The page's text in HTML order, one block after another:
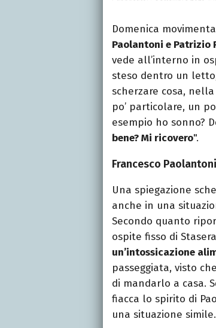
per
e spettacoli.
Domenica
Paolantoni e Patrizio
vede all’interno in
steso dentro un
scherzare cosa,
po’ particolare, un
esempio ho sonno?
bene? Mi ricovero".
Francesco
Una spiegazione
anche in una
Secondo quanto
ospite fisso di
un’intossicazione
passeggiata, visto
di mandarlo a casa.
fiacca lo spirito di
una situazione simile.